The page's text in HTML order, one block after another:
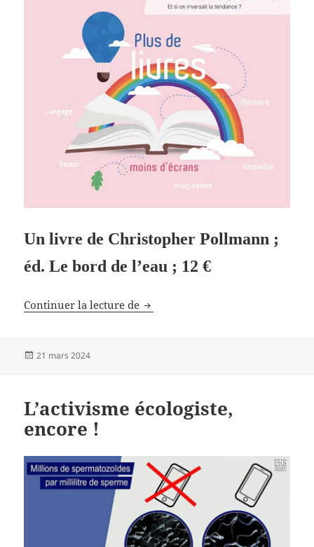
Un livre de Christopher Pollmann ;
éd. Le bord de l’eau ; 12 €
Continuer la lecture de Le totalitarisme informatique
Publié
21 mars 2024
L’activisme écologiste,
encore !